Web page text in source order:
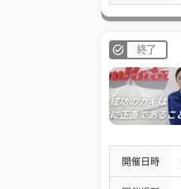
終了
開催日時